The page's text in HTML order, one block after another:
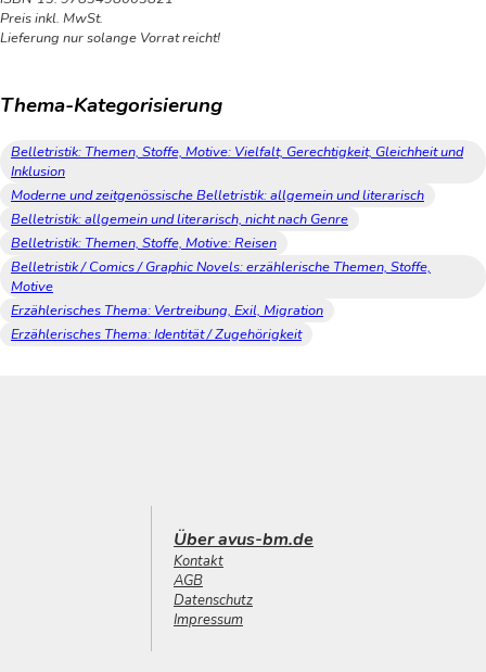
Preis inkl. MwSt.
Lieferung nur solange Vorrat reicht!
Thema-Kategorisierung
Belletristik: Themen, Stoffe, Motive: Vielfalt, Gerechtigkeit, Gleichheit und
Inklusion
Moderne und zeitgenössische Belletristik: allgemein und literarisch
Belletristik: allgemein und literarisch, nicht nach Genre
Belletristik: Themen, Stoffe, Motive: Reisen
Belletristik / Comics / Graphic Novels: erzählerische Themen, Stoffe,
Motive
Erzählerisches Thema: Vertreibung, Exil, Migration
Erzählerisches Thema: Identität / Zugehörigkeit
Über avus-bm.de
Kontakt
AGB
Datenschutz
Impressum